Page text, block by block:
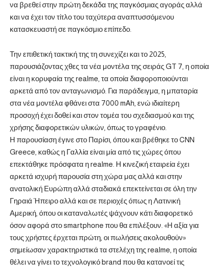
να βρεθεί στην πρώτη δεκάδα της παγκόσμιας αγοράς αλλά
και να έχει τον τίτλο του ταχύτερα αναπτυσσόμενου
κατασκευαστή σε παγκόσμιο επίπεδο.
Την επιθετική τακτική της τη συνεχίζει και το 2025,
παρουσιάζοντας χθες τα νέα μοντέλα της σειράς GT 7, η οποία
είναι η κορυφαία της realme, τα οποία διαφοροποιούνται
αρκετά από τον ανταγωνισμό. Για παράδειγμα, η μπαταρία
στα νέα μοντέλα φθάνει στα 7000 mAh, ενώ ιδιαίτερη
προσοχή έχει δοθεί και στον τομέα του σχεδιασμού και της
χρήσης διαφορετικών υλικών, όπως το γραφένιο.
Η παρουσίαση έγινε στο Παρίσι, όπου και βρέθηκε το CNN
Greece, καθώς η Γαλλία είναι μία από τις χώρες όπου
επεκτάθηκε πρόσφατα η realme. Η κινεζική εταιρεία έχει
αρκετά ισχυρή παρουσία στη χώρα μας αλλά και στην
ανατολική Ευρώπη αλλά σταδιακά επεκτείνεται σε όλη την
Γηραιά Ήπειρο αλλά και σε περιοχές όπως η Λατινική
Αμερική, όπου οι καταναλωτές ψάχνουν κάτι διαφορετικό
όσον αφορά στο smartphone που θα επιλέξουν. «Η αξία για
τους χρήστες έρχεται πρώτη, οι πωλήσεις ακολουθούν»
σημείωσαν χαρακτηριστικά τα στελέχη της realme, η οποία
θέλει να γίνει το τεχνολογικό brand που θα κατανοεί τις